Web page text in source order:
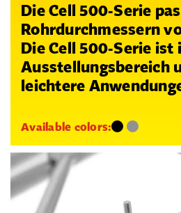
Die Cell 500-Serie
Rohrdurchmessern
Die Cell 500-Serie ist
Ausstellungsbereich
leichtere
Available colors: